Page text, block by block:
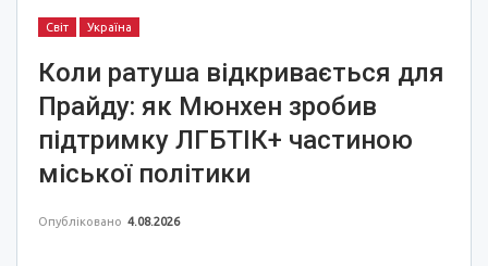
Світ Україна
Коли ратуша відкривається для
Прайду: як Мюнхен зробив
підтримку ЛГБТІК+ частиною
міської політики
Опубліковано 4.08.2026